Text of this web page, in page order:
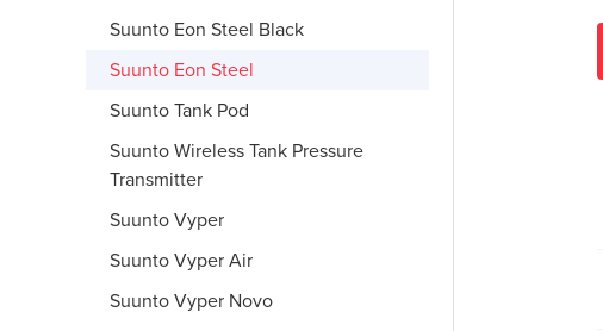
Suunto Eon Steel Black
Suunto Eon Steel
Suunto Tank Pod
Suunto Wireless Tank Pressure
Transmitter
Suunto Vyper
Suunto Vyper Air
Suunto Vyper Novo